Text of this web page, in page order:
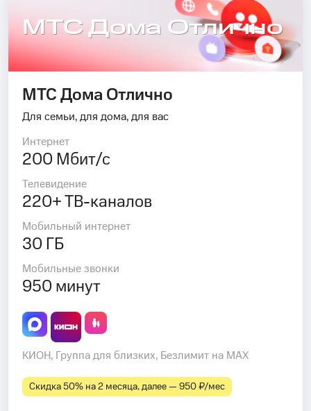
МТС Дома Отлично
МТС Дома Отлично
Для семьи, для дома, для вас
Интернет
200 Мбит/с
Телевидение
220+ ТВ-каналов
Мобильный интернет
30 ГБ
Мобильные звонки
950 минут
КИОН, Группа для близких, Безлимит на MAX
Скидка 50% на 2 месяца, далее — 950 ₽⁠/⁠мес